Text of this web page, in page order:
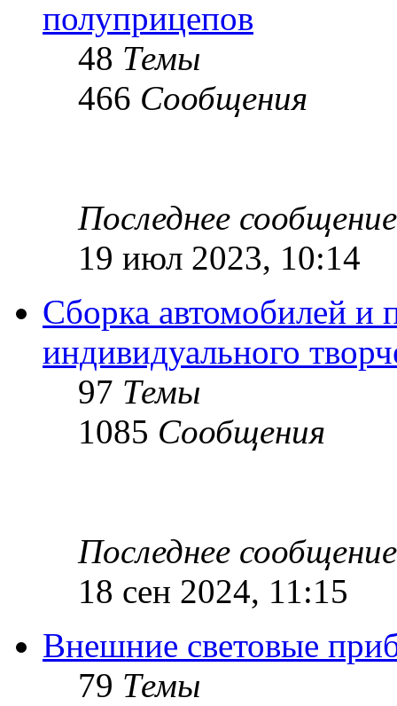
полуприцепов
48 Темы
466 Сообщения
Последнее сообщение
19 июл 2023, 10:14
Сборка автомобилей и
индивидуального
97 Темы
1085 Сообщения
Последнее сообщение
18 сен 2024, 11:15
Внешние световые
79 Темы